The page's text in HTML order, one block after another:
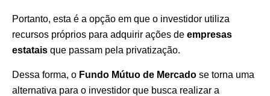
Portanto, esta é a opção em que o investidor utiliza
recursos próprios para adquirir ações de empresas
estatais que passam pela privatização.
Dessa forma, o Fundo Mútuo de Mercado se torna uma
alternativa para o investidor que busca realizar a